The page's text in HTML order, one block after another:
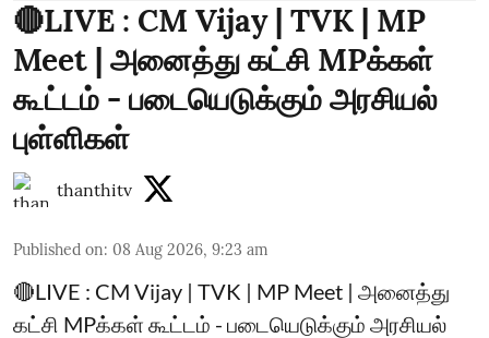
🔴LIVE : CM Vijay | TVK | MP
Meet | அனைத்து கட்சி MPக்கள்
கூட்டம் - படையெடுக்கும் அரசியல்
புள்ளிகள்
thanthitv
Published on: 08 Aug 2026, 9:23 am
🔴LIVE : CM Vijay | TVK | MP Meet | அனைத்து
கட்சி MPக்கள் கூட்டம் - படையெடுக்கும் அரசியல்